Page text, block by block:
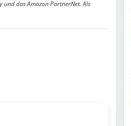
das Amazon PartnerNet. Als